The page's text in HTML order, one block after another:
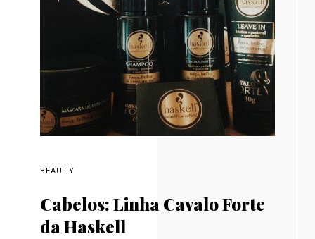
BEAUTY
Cabelos: Linha Cavalo Forte
da Haskell